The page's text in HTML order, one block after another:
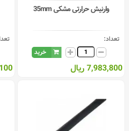
وارنیش حرارتی مشکی 35mm
تعداد:
خرید
7,983,800 ریال